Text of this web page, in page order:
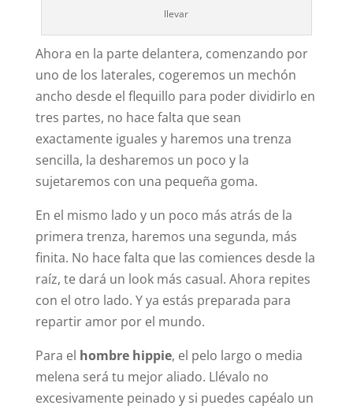
llevar
Ahora en la parte delantera, comenzando por
uno de los laterales, cogeremos un mechón
ancho desde el flequillo para poder dividirlo en
tres partes, no hace falta que sean
exactamente iguales y haremos una trenza
sencilla, la desharemos un poco y la
sujetaremos con una pequeña goma.
En el mismo lado y un poco más atrás de la
primera trenza, haremos una segunda, más
finita. No hace falta que las comiences desde la
raíz, te dará un look más casual. Ahora repites
con el otro lado. Y ya estás preparada para
repartir amor por el mundo.
Para el hombre hippie, el pelo largo o media
melena será tu mejor aliado. Llévalo no
excesivamente peinado y si puedes capéalo un